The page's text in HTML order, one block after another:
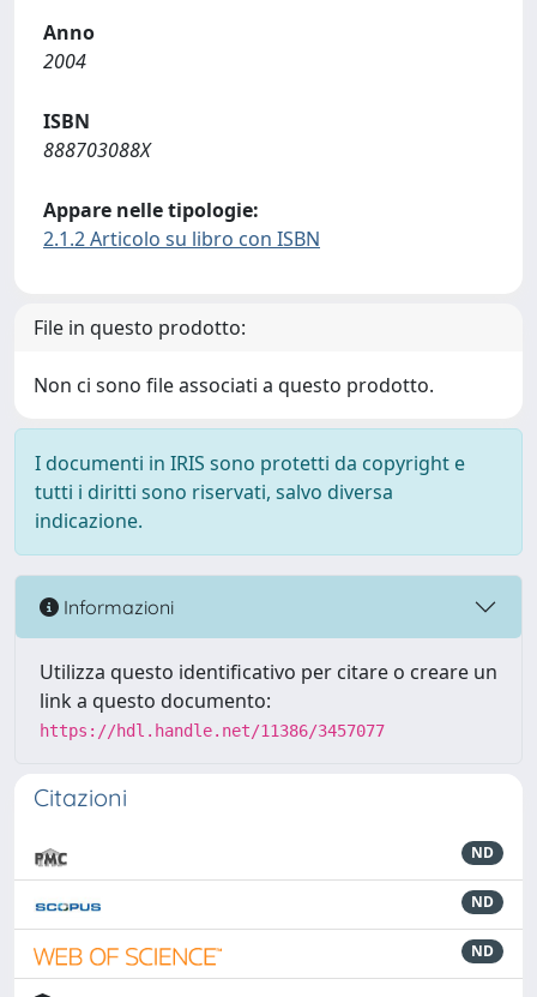
Anno
2004
ISBN
888703088X
Appare nelle tipologie:
2.1.2 Articolo su libro con ISBN
File in questo prodotto:
Non ci sono file associati a questo prodotto.
I documenti in IRIS sono protetti da copyright e
tutti i diritti sono riservati, salvo diversa
indicazione.
Informazioni
Utilizza questo identificativo per citare o creare un
link a questo documento:
https://hdl.handle.net/11386/3457077
Citazioni
ND
ND
ND